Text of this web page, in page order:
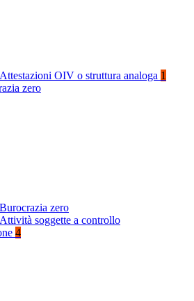
Attestazioni OIV o struttura analoga 1
zero
Burocrazia zero
Attività soggette a controllo
4